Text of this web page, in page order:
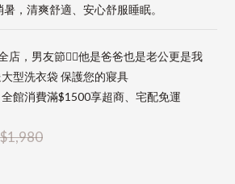
，清爽舒適、安心舒服睡眠。
店，男友節👱‍♂️他是爸爸也是老公更是我
型洗衣袋 保護您的寢具
館消費滿$1500享超商、宅配免運